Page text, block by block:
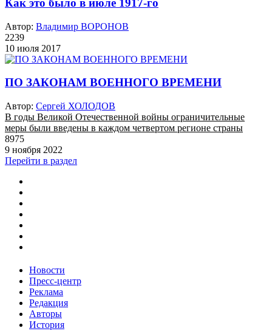
Как это было в июле 1917-го
Автор: Владимир ВОРОНОВ
2239
10 июля 2017
ПО ЗАКОНАМ ВОЕННОГО ВРЕМЕНИ
Автор: Сергей ХОЛОДОВ
В годы Великой Отечественной войны ограничительные
меры были введены в каждом четвертом регионе страны
8975
9 ноября 2022
Перейти в раздел
Новости
Пресс-центр
Реклама
Редакция
Авторы
История